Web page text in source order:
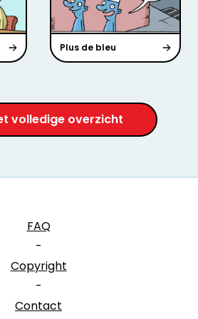
Plus de bleu
volledige overzicht
FAQ
-
Copyright
-
Contact